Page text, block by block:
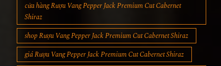
cửa hàng Rượu Vang Pepper Jack Premium Cut Cabernet
Shiraz
shop Rượu Vang Pepper Jack Premium Cut Cabernet Shiraz
giá Rượu Vang Pepper Jack Premium Cut Cabernet Shiraz